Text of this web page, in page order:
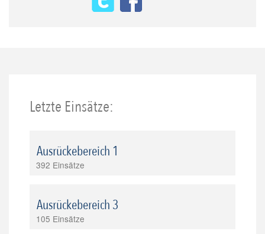
Letzte Einsätze:
Ausrückebereich 1
392 Einsätze
Ausrückebereich 3
105 Einsätze